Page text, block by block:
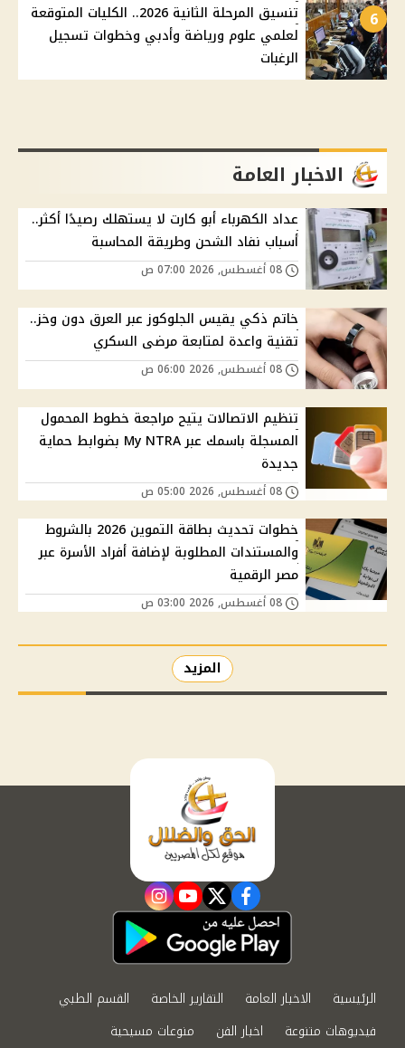
6
تنسيق المرحلة الثانية 2026.. الكليات المتوقعة
لعلمي علوم ورياضة وأدبي وخطوات تسجيل
الرغبات
الاخبار العامة
عداد الكهرباء أبو كارت لا يستهلك رصيدًا أكثر..
أسباب نفاد الشحن وطريقة المحاسبة
خاتم ذكي يقيس الجلوكوز عبر العرق دون وخز..
تقنية واعدة لمتابعة مرضى السكري
تنظيم الاتصالات يتيح مراجعة خطوط المحمول
المسجلة باسمك عبر My NTRA بضوابط حماية
جديدة
خطوات تحديث بطاقة التموين 2026 بالشروط
والمستندات المطلوبة لإضافة أفراد الأسرة عبر
مصر الرقمية
المزيد
facebook
twitter
youtube
instagram
الرئيسية الاخبار العامة التقارير الخاصة
القسم الطبي
فيديوهات متنوعة
اخبار الفن منوعات مسيحية